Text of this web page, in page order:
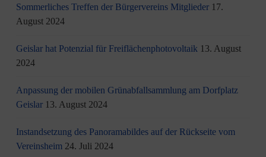
Sommerliches Treffen der Bürgervereins Mitglieder 17.
August 2024
Geislar hat Potenzial für Freiflächenphotovoltaik 13. August
2024
Anpassung der mobilen Grünabfallsammlung am Dorfplatz
Geislar 13. August 2024
Instandsetzung des Panoramabildes auf der Rückseite vom
Vereinsheim 24. Juli 2024